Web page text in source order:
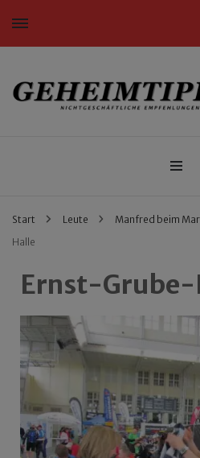
Nichtgeschäftliche Empfehlungen für
Start Leute Manfred beim
Halle
Ernst-Grube-